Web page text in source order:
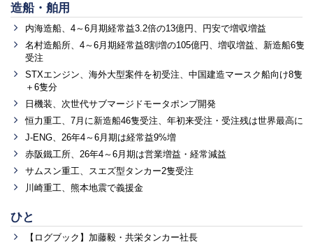
造船・舶用
内海造船、4～6月期経常益3.2倍の13億円、円安で増収増益
名村造船所、4～6月期経常益8割増の105億円、増収増益、新造船6隻
受注
STXエンジン、海外大型案件を初受注、中国建造マースク船向け8隻
＋6隻分
日機装、次世代サブマージドモータポンプ開発
恒力重工、7月に新造船46隻受注、年初来受注・受注残は世界最高に
J-ENG、26年4～6月期は経常益9%増
赤阪鐵工所、26年4～6月期は営業増益・経常減益
サムスン重工、スエズ型タンカー2隻受注
川崎重工、熊本地震で義援金
ひと
【ログブック】加藤毅・共栄タンカー社長